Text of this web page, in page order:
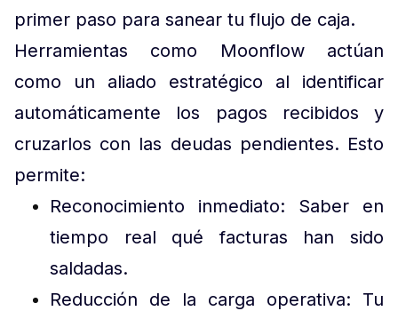
primer paso para sanear tu flujo de caja.
Herramientas como Moonflow actúan
como un aliado estratégico al identificar
automáticamente los pagos recibidos y
cruzarlos con las deudas pendientes. Esto
permite:
Reconocimiento inmediato: Saber en
tiempo real qué facturas han sido
saldadas.
Reducción de la carga operativa: Tu